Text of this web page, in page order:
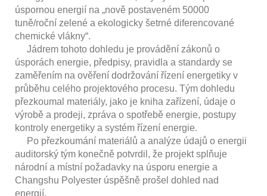
úspornou energií na „nově postaveném 50000
tuně/roční zelené a ekologicky šetrné diferencované
chemické vlákny“.
Jádrem tohoto dohledu je provádění zákonů o
úsporách energie, předpisy, pravidla a standardy se
zaměřením na ověření dodržování řízení energetiky v
průběhu celého projektového procesu. Tým dohledu
přezkoumal materiály, jako je kniha zařízení, údaje o
výrobě a prodeji, zpráva o spotřebě energie, postupy
kontroly energetiky a systém řízení energie.
Po přezkoumání materiálů a analýze údajů o energii
auditorský tým konečně potvrdil, že projekt splňuje
národní a místní požadavky na úsporu energie a
Changshu Polyester úspěšně prošel dohled nad
energií.